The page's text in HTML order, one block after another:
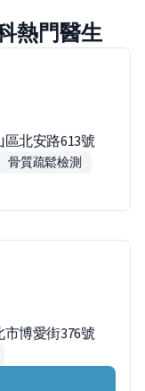
熱門醫生
區北安路613號
骨質疏鬆檢測
博愛街376號